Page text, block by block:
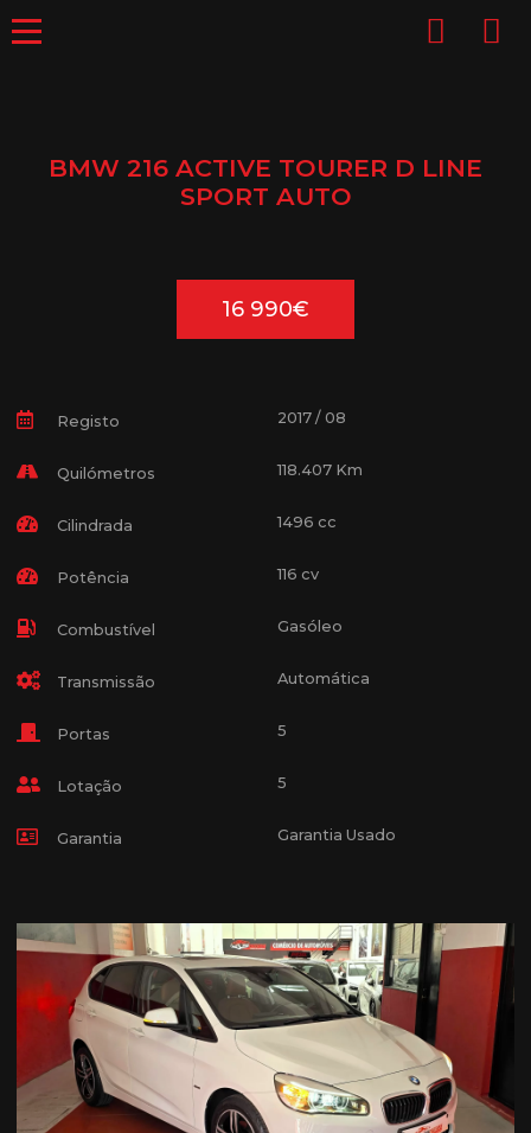
BMW 216 ACTIVE TOURER D LINE
SPORT AUTO
16 990€
Registo 2017 / 08
Quilómetros 118.407 Km
Cilindrada 1496 cc
Potência 116 cv
Combustível Gasóleo
Transmissão Automática
Portas 5
Lotação 5
Garantia Garantia Usado